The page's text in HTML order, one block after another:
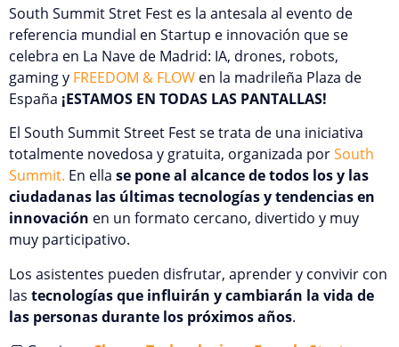
South Summit Stret Fest es la antesala al evento de
referencia mundial en Startup e innovación que se
celebra en La Nave de Madrid: IA, drones, robots,
gaming y FREEDOM & FLOW en la madrileña Plaza de
España ¡ESTAMOS EN TODAS LAS PANTALLAS!
El South Summit Street Fest se trata de una iniciativa
totalmente novedosa y gratuita, organizada porSouth
Summit. En ella se pone al alcance de todos los y las
ciudadanas las últimas tecnologías y tendencias en
innovación en un formato cercano, divertido y muy
muy participativo.
Los asistentes pueden disfrutar, aprender y convivir con
las tecnologías que influirán y cambiarán la vida de
las personas durante los próximos años.